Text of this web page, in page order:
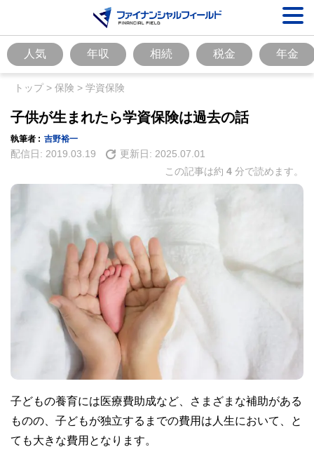
人気 年収 相続 税金 年金
トップ> 保険 > 学資保険
子供が生まれたら学資保険は過去の話
執筆者 : 吉野裕一
配信日: 2019.03.19 更新日: 2025.07.01
この記事は約 4 分で読めます。
子どもの養育には医療費助成など、さまざまな補助がある
ものの、子どもが独立するまでの費用は人生において、と
ても大きな費用となります。